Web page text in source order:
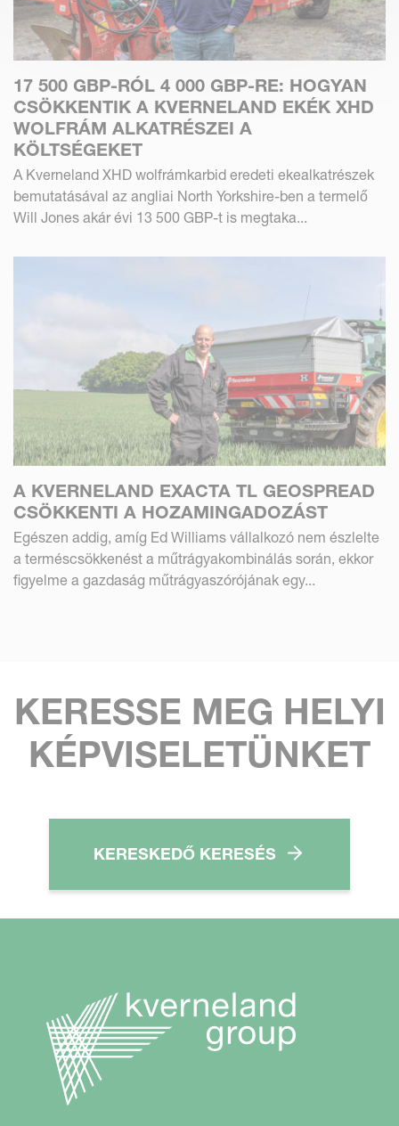
17 500 GBP-RÓL 4 000 GBP-RE: HOGYAN
CSÖKKENTIK A KVERNELAND EKÉK XHD
WOLFRÁM ALKATRÉSZEI A
KÖLTSÉGEKET
A Kverneland XHD wolfrámkarbid eredeti ekealkatrészek
bemutatásával az angliai North Yorkshire-ben a termelő
Will Jones akár évi 13 500 GBP-t is megtaka...
A KVERNELAND EXACTA TL GEOSPREAD
CSÖKKENTI A HOZAMINGADOZÁST
Egészen addig, amíg Ed Williams vállalkozó nem észlelte
a terméscsökkenést a műtrágyakombinálás során, ekkor
figyelme a gazdaság műtrágyaszórójának egy...
KERESSE MEG HELYI
KÉPVISELETÜNKET
KERESKEDŐ KERESÉS